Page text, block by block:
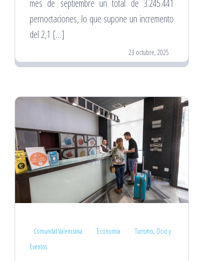
mes de septiembre un total de 3.245.441
pernoctaciones, lo que supone un incremento
del 2,1 […]
23 octubre, 2025
Comunitat Valenciana Economía
Turismo, Ocio y
Eventos